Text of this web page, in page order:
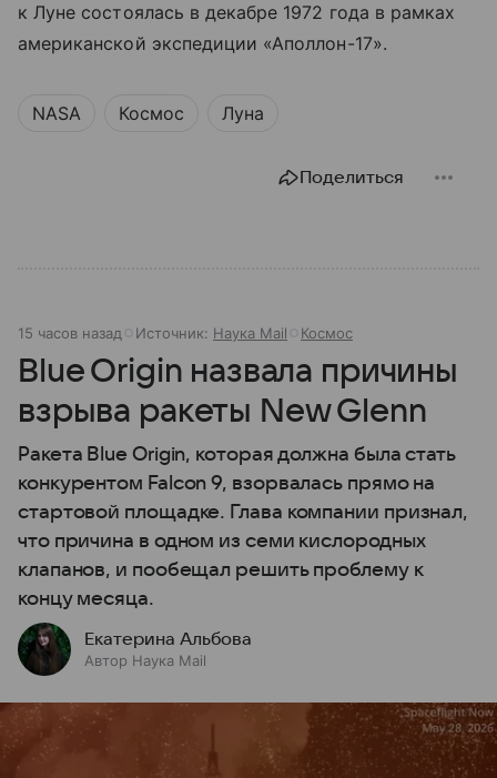
к Луне состоялась в декабре 1972 года в рамках
американской экспедиции «Аполлон-17».
NASA Космос Луна
Поделиться
15 часов назад Источник: Наука Mail Космос
Blue Origin назвала причины
взрыва ракеты New Glenn
Ракета Blue Origin, которая должна была стать
конкурентом Falcon 9, взорвалась прямо на
стартовой площадке. Глава компании признал,
что причина в одном из семи кислородных
клапанов, и пообещал решить проблему к
концу месяца.
Екатерина Альбова
Автор Наука Mail